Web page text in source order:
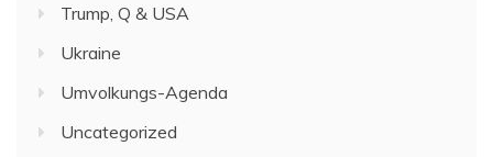
Trump, Q & USA
Ukraine
Umvolkungs-Agenda
Uncategorized